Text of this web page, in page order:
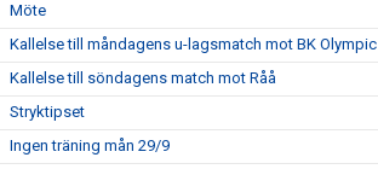
Möte
Kallelse till måndagens u-lagsmatch mot BK Olympic
Kallelse till söndagens match mot Råå
Stryktipset
Ingen träning mån 29/9